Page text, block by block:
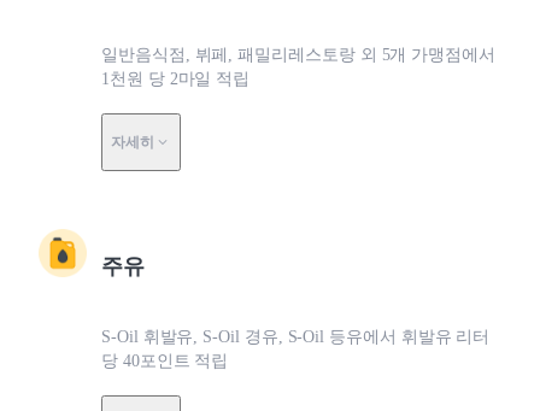
일반음식점, 뷔페, 패밀리레스토랑 외 5개 가맹점에서
1천원 당 2마일 적립
자세히
주유
S-Oil 휘발유, S-Oil 경유, S-Oil 등유에서 휘발유 리터
당 40포인트 적립